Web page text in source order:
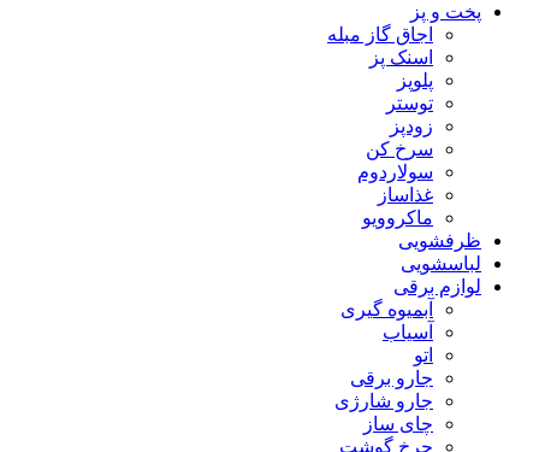
پخت و پز
اجاق گاز مبله
اسنک پز
پلوپز
توستر
زودپز
سرخ کن
سولاردوم
غذاساز
ماکروویو
ظرفشویی
لباسشویی
لوازم برقی
آبمیوه گیری
آسیاب
اتو
جارو برقی
جارو شارژی
چای ساز
چرخ گوشت